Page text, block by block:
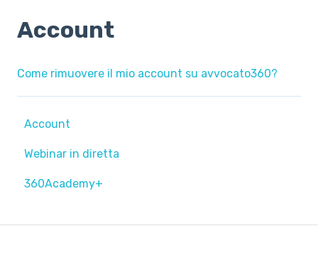
Account
Come rimuovere il mio account su avvocato360?
Account
Webinar in diretta
360Academy+